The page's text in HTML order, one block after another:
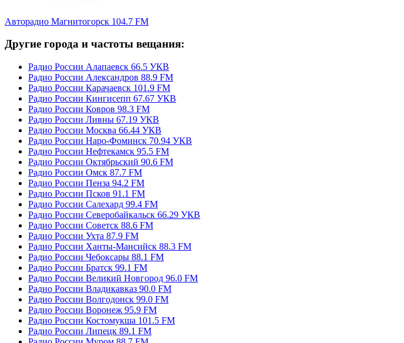
Авторадио Магнитогорск 104.7 FM
Другие города и частоты вещания:
Радио России Алапаевск 66.5 УКВ
Радио России Александров 88.9 FM
Радио России Карачаевск 101.9 FM
Радио России Кингисепп 67.67 УКВ
Радио России Ковров 98.3 FM
Радио России Ливны 67.19 УКВ
Радио России Москва 66.44 УКВ
Радио России Наро-Фоминск 70.94 УКВ
Радио России Нефтекамск 95.5 FM
Радио России Октябрьский 90.6 FM
Радио России Омск 87.7 FM
Радио России Пенза 94.2 FM
Радио России Псков 91.1 FM
Радио России Салехард 99.4 FM
Радио России Северобайкальск 66.29 УКВ
Радио России Советск 88.6 FM
Радио России Ухта 87.9 FM
Радио России Ханты-Мансийск 88.3 FM
Радио России Чебоксары 88.1 FM
Радио России Братск 99.1 FM
Радио России Великий Новгород 96.0 FM
Радио России Владикавказ 90.0 FM
Радио России Волгодонск 99.0 FM
Радио России Воронеж 95.9 FM
Радио России Костомукша 101.5 FM
Радио России Липецк 89.1 FM